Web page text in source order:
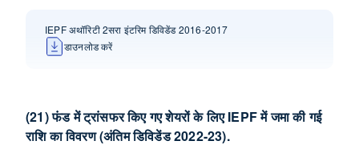
IEPF अथॉरिटी 2सरा इंटरिम डिविडेंड 2016-2017
डाउनलोड करें
(21) फंड में ट्रांसफर किए गए शेयरों के लिए IEPF में जमा की गई
राशि का विवरण (अंतिम डिविडेंड 2022-23).